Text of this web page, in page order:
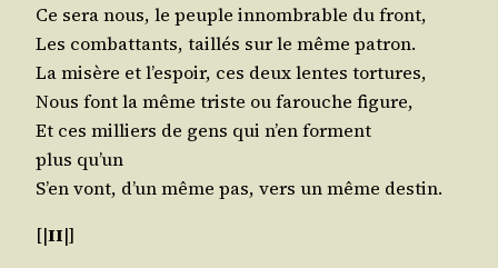
Ce sera nous, le peuple innom­brable du front,
Les com­bat­tants, taillés sur le même patron.
La misère et l’es­poir, ces deux lentes tortures,
Nous font la même triste ou farouche figure,
Et ces mil­liers de gens qui n’en forment
plus qu’un
S’en vont, d’un même pas, vers un même destin.
[|II|]